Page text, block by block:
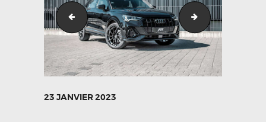
Audi_Q3_GR21_schwarz-8
23 JANVIER 2023